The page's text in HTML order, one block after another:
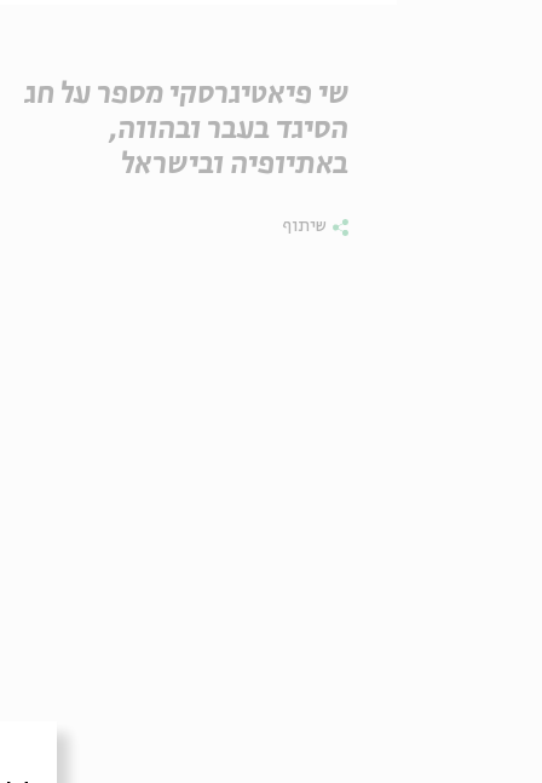
שי פיאטיגרסקי מספר על חג
הסיגד בעבר ובהווה,
באתיופיה ובישראל
שיתוף